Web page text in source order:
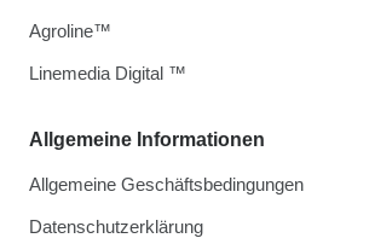
Allgemeine Informationen
Allgemeine Geschäftsbedingungen
Datenschutzerklärung
Agroline™
Linemedia Digital ™